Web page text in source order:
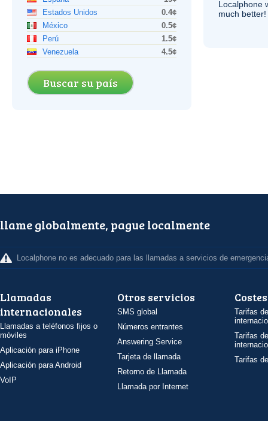
Estados Unidos
0.4¢
México
0.5¢
Perú
1.5¢
Venezuela
4.5¢
Buscar su país
Localphone
much better!
llame globalmente, pague localmente
Localphone no es adecuado para las llamadas a servicios de
Llamadas
internacionales
Llamadas a teléfonos fijos o
móviles
Aplicación para iPhone
Aplicación para Android
VoIP
Otros servicios
SMS global
Números entrantes
Answering Service
Tarjeta de llamada
Retorno de Llamada
Llamada por Internet
Costes
Tarifas
Tarifas
Tarifas